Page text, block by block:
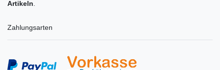
Artikeln
Zahlungsarten